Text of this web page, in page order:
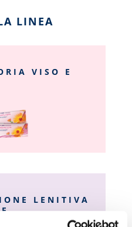
LINEA
VISO E
LENITIVA